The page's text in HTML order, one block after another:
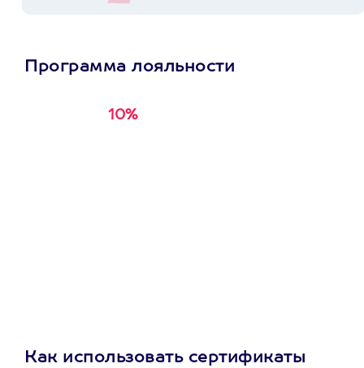
Программа лояльности
10%
Как использовать сертификаты